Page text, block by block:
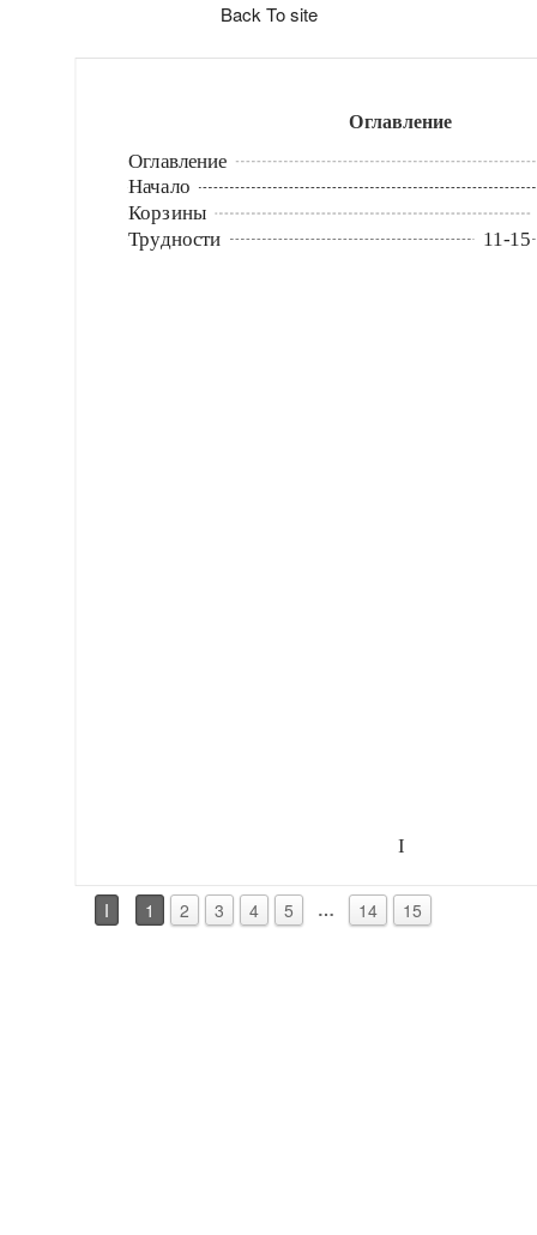
Back To site
I
Оглавление
Оглавление
Начало
Корзины
Трудности
11-15
I 1 2 3 4 5 … 14 15